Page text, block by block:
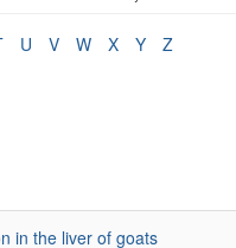
U V W X Y
Z
in the liver of goats